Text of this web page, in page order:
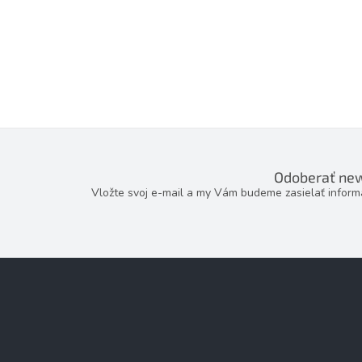
Odoberať
Vložte svoj e-mail a my Vám budeme zasielať